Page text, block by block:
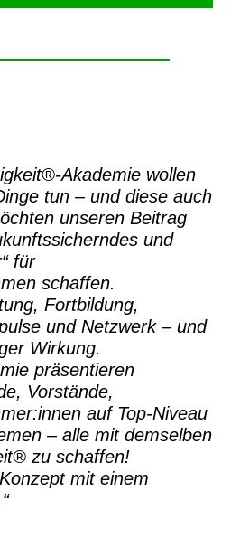
Akademiewollen
tun – und diese auch
unseren Beitrag
und
für
schaffen.
Fortbildung,
und Netzwerk – und
Wirkung.
präsentieren
Vorstände,
auf Top-Niveau
– alle mit demselben
zu schaffen!
mit einem